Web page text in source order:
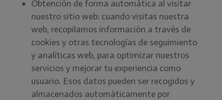
Obtención de forma automática al visitar
nuestro sitio web: cuando visitas nuestra
web, recopilamos información a través de
cookies y otras tecnologías de seguimiento
y analíticas web, para optimizar nuestros
servicios y mejorar tu experiencia como
usuario. Esos datos pueden ser recogidos y
almacenados automáticamente por